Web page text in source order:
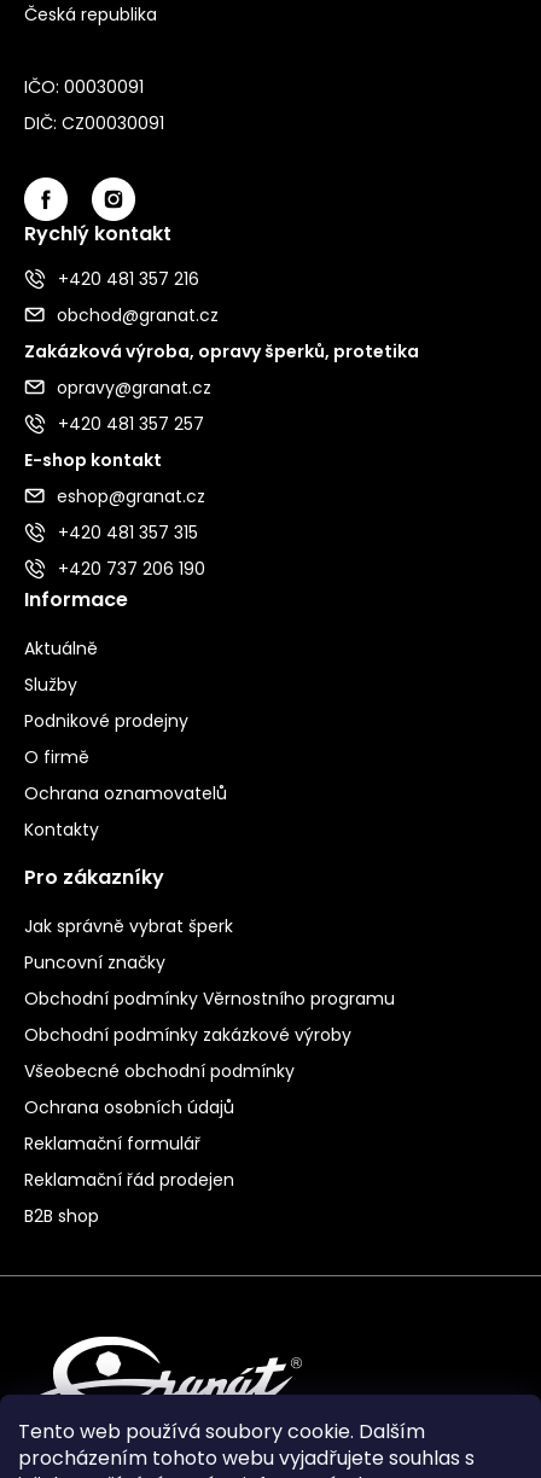
Tento web používá soubory cookie. Dalším
procházením tohoto webu vyjadřujete souhlas s
Česká republika
IČO: 00030091
DIČ: CZ00030091
Rychlý kontakt
+420 481 357 216
obchod@granat.cz
Zakázková výroba, opravy šperků, protetika
opravy@granat.cz
+420 481 357 257
E-shop kontakt
eshop@granat.cz
+420 481 357 315
+420 737 206 190
Informace
Aktuálně
Služby
Podnikové prodejny
O firmě
Ochrana oznamovatelů
Kontakty
Pro zákazníky
Jak správně vybrat šperk
Puncovní značky
Obchodní podmínky Věrnostního programu
Obchodní podmínky zakázkové výroby
Všeobecné obchodní podmínky
Ochrana osobních údajů
Reklamační formulář
Reklamační řád prodejen
B2B shop